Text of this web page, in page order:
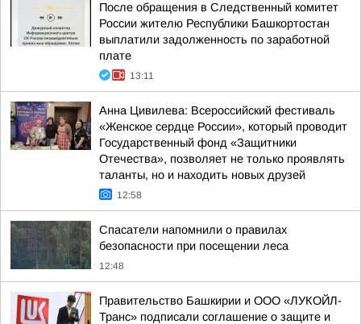
После обращения в Следственный комитет
России жителю Республики Башкортостан
выплатили задолженность по заработной
плате
13:11
Анна Цивилева: Всероссийский фестиваль
«Женское сердце России», который проводит
Государственный фонд «Защитники
Отечества», позволяет не только проявлять
таланты, но и находить новых друзей
12:58
Спасатели напомнили о правилах
безопасности при посещении леса
12:48
Правительство Башкирии и ООО «ЛУКОЙЛ-
Транс» подписали соглашение о защите и